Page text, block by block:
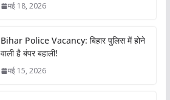
मई 18, 2026
Bihar Police Vacancy: बिहार पुलिस में होने
वाली है बंपर बहाली!
मई 15, 2026